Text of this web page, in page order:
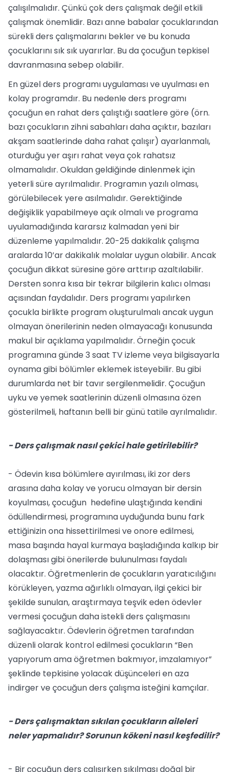
çalışılmalıdır. Çünkü çok ders çalışmak değil etkili
çalışmak önemlidir. Bazı anne babalar çocuklarından
sürekli ders çalışmalarını bekler ve bu konuda
çocuklarını sık sık uyarırlar. Bu da çocuğun tepkisel
davranmasına sebep olabilir.
En güzel ders programı uygulaması ve uyulması en
kolay programdır. Bu nedenle ders programı
çocuğun en rahat ders çalıştığı saatlere göre (örn.
bazı çocukların zihni sabahları daha açıktır, bazıları
akşam saatlerinde daha rahat çalışır) ayarlanmalı,
oturduğu yer aşırı rahat veya çok rahatsız
olmamalıdır. Okuldan geldiğinde dinlenmek için
yeterli süre ayrılmalıdır. Programın yazılı olması,
görülebilecek yere asılmalıdır. Gerektiğinde
değişiklik yapabilmeye açık olmalı ve programa
uyulamadığında kararsız kalmadan yeni bir
düzenleme yapılmalıdır. 20-25 dakikalık çalışma
aralarda 10’ar dakikalık molalar uygun olabilir. Ancak
çocuğun dikkat süresine göre arttırıp azaltılabilir.
Dersten sonra kısa bir tekrar bilgilerin kalıcı olması
açısından faydalıdır. Ders programı yapılırken
çocukla birlikte program oluşturulmalı ancak uygun
olmayan önerilerinin neden olmayacağı konusunda
makul bir açıklama yapılmalıdır. Örneğin çocuk
programına günde 3 saat TV izleme veya bilgisayarla
oynama gibi bölümler eklemek isteyebilir. Bu gibi
durumlarda net bir tavır sergilenmelidir. Çocuğun
uyku ve yemek saatlerinin düzenli olmasına özen
gösterilmeli, haftanın belli bir günü tatile ayrılmalıdır.
- Ders çalışmak nasıl çekici hale getirilebilir?
- Ödevin kısa bölümlere ayırılması, iki zor ders
arasına daha kolay ve yorucu olmayan bir dersin
koyulması, çocuğun hedefine ulaştığında kendini
ödüllendirmesi, programına uyduğunda bunu fark
ettiğinizin ona hissettirilmesi ve onore edilmesi,
masa başında hayal kurmaya başladığında kalkıp bir
dolaşması gibi önerilerde bulunulması faydalı
olacaktır. Öğretmenlerin de çocukların yaratıcılığını
körükleyen, yazma ağırlıklı olmayan, ilgi çekici bir
şekilde sunulan, araştırmaya teşvik eden ödevler
vermesi çocuğun daha istekli ders çalışmasını
sağlayacaktır. Ödevlerin öğretmen tarafından
düzenli olarak kontrol edilmesi çocukların “Ben
yapıyorum ama öğretmen bakmıyor, imzalamıyor”
şeklinde tepkisine yolacak düşünceleri en aza
indirger ve çocuğun ders çalışma isteğini kamçılar.
- Ders çalışmaktan sıkılan çocukların aileleri
neler yapmalıdır? Sorunun kökeni nasıl keşfedilir?
- Bir çocuğun ders çalışırken sıkılması doğal bir